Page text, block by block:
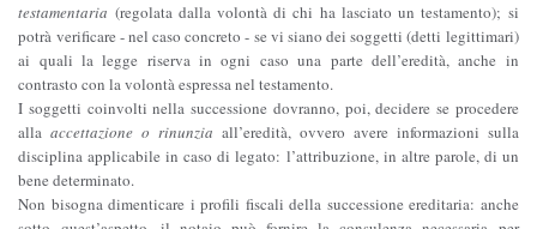
testamentaria (regolata dalla volontà di chi ha lasciato un testamento); si
potrà verificare - nel caso concreto - se vi siano dei soggetti (detti legittimari)
ai quali la legge riserva in ogni caso una parte dell’eredità, anche in
contrasto con la volontà espressa nel testamento.
I soggetti coinvolti nella successione dovranno, poi, decidere se procedere
allaaccettazione o rinunzia all’eredità, ovvero avere informazioni sulla
disciplina applicabile in caso di legato: l’attribuzione, in altre parole, di un
bene determinato.
Non bisogna dimenticare i profili fiscali della successione ereditaria: anche